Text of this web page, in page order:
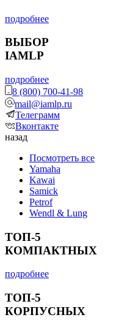
подробнее
ВЫБОР
IAMLP
подробнее
8 (800) 700-41-98
mail@iamlp.ru
Телеграмм
Вконтакте
назад
Посмотреть все
Yamaha
Kawai
Samick
Petrof
Wendl & Lung
ТОП-5
КОМПАКТНЫХ
подробнее
ТОП-5
КОРПУСНЫХ